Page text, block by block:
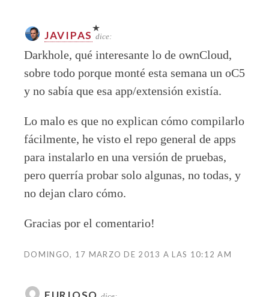
JAVIPAS dice:
Darkhole, qué interesante lo de ownCloud,
sobre todo porque monté esta semana un oC5
y no sabía que esa app/extensión existía.
Lo malo es que no explican cómo compilarlo
fácilmente, he visto el repo general de apps
para instalarlo en una versión de pruebas,
pero querría probar solo algunas, no todas, y
no dejan claro cómo.
Gracias por el comentario!
DOMINGO, 17 MARZO DE 2013 A LAS 10:12 AM